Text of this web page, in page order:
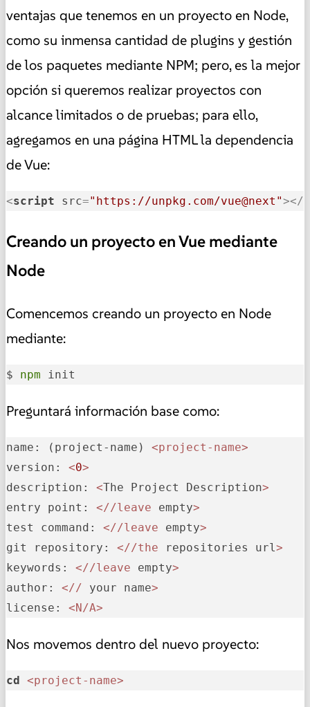
ventajas que tenemos en un proyecto en Node,
como su inmensa cantidad de plugins y gestión
de los paquetes mediante NPM; pero, es la mejor
opción si queremos realizar proyectos con
alcance limitados o de pruebas; para ello,
agregamos en una página HTML la dependencia
de Vue:
<script src="https://unpkg.com/vue@next"></
Creando un proyecto en Vue mediante
Node
Comencemos creando un proyecto en Node
mediante:
$ npm init
Preguntará información base como:
name: (project-name) <project-name>
version:
<0>
description:
<The Project Description>
entry point: <//leave empty>
test command: <//leave empty>
git
repository: <//the repositories url>
keywords:
<//leave empty>
author:
<// your name>
license:
<N/A>
Nos movemos dentro del nuevo proyecto:
cd <project-name>